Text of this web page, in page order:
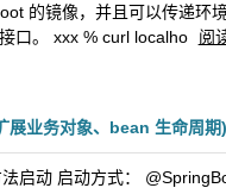
的镜像，并且可以传递环
口。 xxx % curl localho
阅
业务对象、bean 生命周
启动 启动方式：